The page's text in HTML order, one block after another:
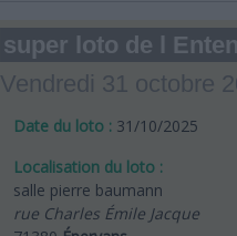
super loto de l
Vendredi 31 octobre
Date du loto : 31/10/2025
Localisation du loto :
salle pierre baumann
rue Charles Émile Jacque